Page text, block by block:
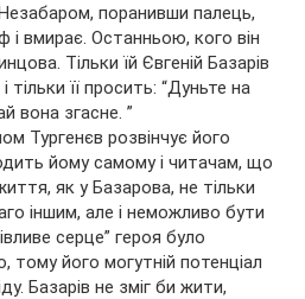
поранивши палець,
і вмирає. Останньою, кого він
Тільки їй Євгеній Базарів
тільки її просить: “Дуньте на
вона згасне. ”
Тургенєв розвінчує його
йому самому і читачам, що
як у Базарова, не тільки
іншим, але і неможливо бути
серце” героя було
тому його могутній потенціал
Базарів не зміг би жити,